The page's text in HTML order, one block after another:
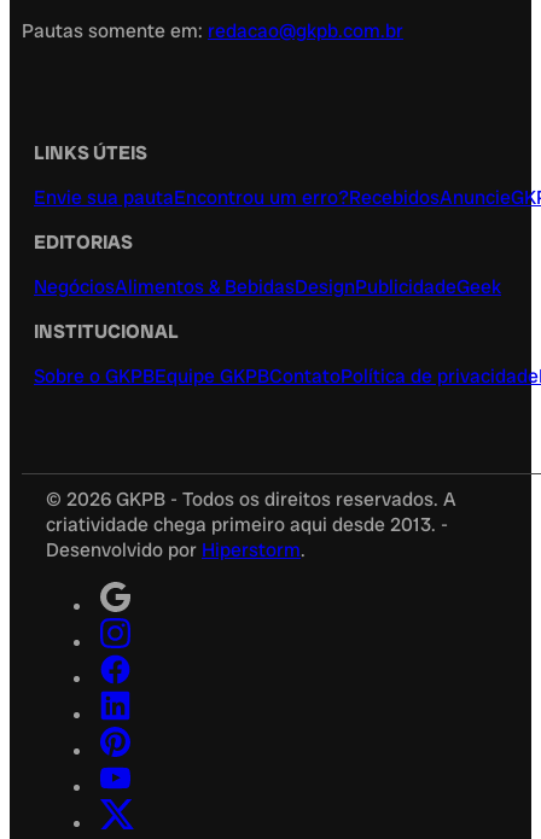
Pautas somente em: redacao@gkpb.com.br
LINKS ÚTEIS
Envie sua pautaEncontrou um erro?RecebidosAnuncie
EDITORIAS
NegóciosAlimentos & BebidasDesignPublicidadeGeek
INSTITUCIONAL
Sobre o GKPBEquipe GKPBContatoPolítica de privacidade
© 2026 GKPB - Todos os direitos reservados. A
criatividade chega primeiro aqui desde 2013. -
Desenvolvido por Hiperstorm.